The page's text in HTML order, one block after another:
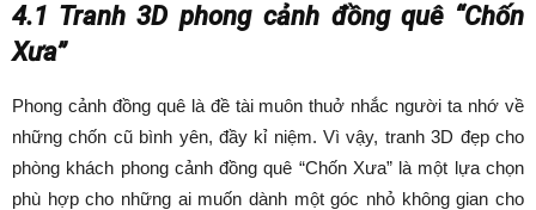
4.1 Tranh 3D phong cảnh đồng quê “Chốn
Xưa”
Phong cảnh đồng quê là đề tài muôn thuở nhắc người ta nhớ về
những chốn cũ bình yên, đầy kỉ niệm. Vì vậy, tranh 3D đẹp cho
phòng khách phong cảnh đồng quê “Chốn Xưa” là một lựa chọn
phù hợp cho những ai muốn dành một góc nhỏ không gian cho